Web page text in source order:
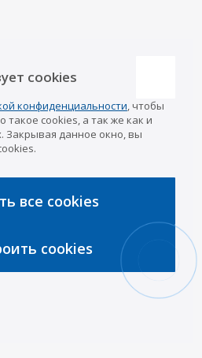
контакты
08
87
37
info@a-pricep.ru
cookies
конфиденциальности, чтобы
такое cookies, а так же как и
Закрывая данное окно, вы
все cookies
cookies